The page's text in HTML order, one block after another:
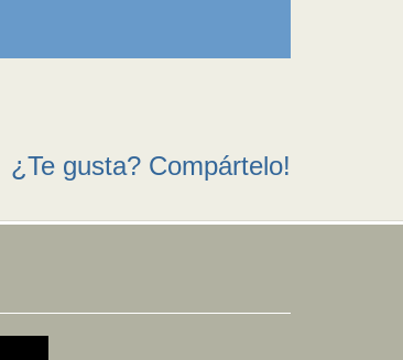
¿Te gusta? Compártelo!